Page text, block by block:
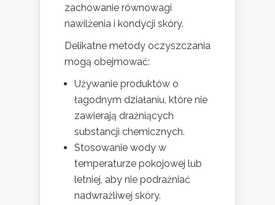
zachowanie równowagi
nawilżenia i kondycji skóry.
Delikatne metody oczyszczania
mogą obejmować:
Używanie produktów o
łagodnym działaniu, które nie
zawierają drażniących
substancji chemicznych.
Stosowanie wody w
temperaturze pokojowej lub
letniej, aby nie podrażniać
nadwrażliwej skóry.